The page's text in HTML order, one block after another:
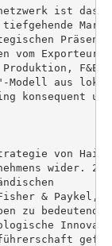
ist das
vom Exporteur
F&E-
aus
konsequent
von
wider.
& Paykel,
zu